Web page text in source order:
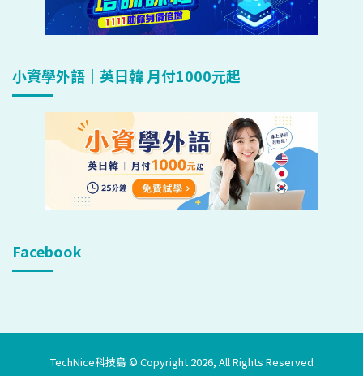
小資學外語｜英日韓 月付1000元起
Facebook
TechNice科技島 © Copyright 2026, All Rights Reserved